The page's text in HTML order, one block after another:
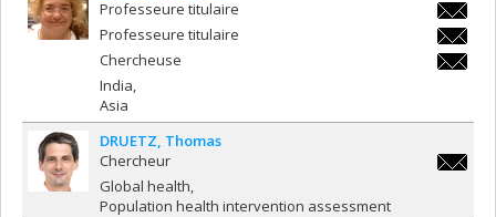
Professeure titulaire
Professeure titulaire
Chercheuse
India
Asia
DRUETZ Thomas
Chercheur
Global health
Population health intervention assessment